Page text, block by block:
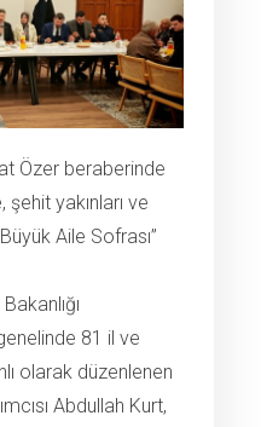
Özer beraberinde
yakınları ve
Aile Sofrası”
81 il ve
olarak düzenlenen
Abdullah Kurt,